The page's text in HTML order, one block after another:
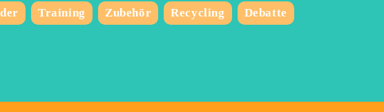
Training Zubehör Recycling Debatte